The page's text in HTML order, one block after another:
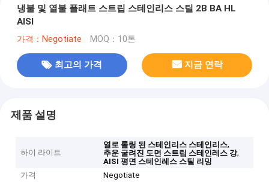
냉불 및 열불 플래트 스트립 스테인리스 스틸 2B BA HL
AISI
가격：Negotiate MOQ：10톤
최고의 가격 지금 연락
제품 설명
하이 라이트
열로 롤링 된 스테인리스 스테인리스,
추운 굴려진 도면 스트립 스테인레스 강,
AISI 평면 스테인레스 스틸 리밍
가격
Negotiate